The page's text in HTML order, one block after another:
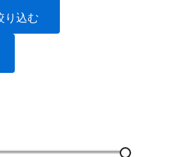
り込む